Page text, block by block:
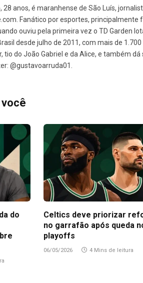
28 anos, é maranhense de São Luís,
Fanático por esportes,
ouviu pela primeira vez o TD Garden
desde julho de 2011, com mais de
tio do João Gabriel e da Alice, e também
@gustavoarruda01.
do
Celtics deve priorizar
no garrafão após queda
playoffs
06/05/2026 4 Mins de leitura